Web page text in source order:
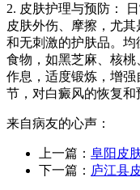
2. 皮肤护理与预防：
皮肤外伤、摩擦，尤
和无刺激的护肤品。
食物，如黑芝麻、核
作息，适度锻炼，增
节，对白癜风的恢复和
来自病友的心声：
上一篇： 阜阳皮
下一篇： 庐江县